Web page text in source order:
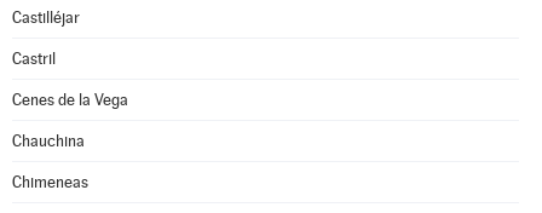
Castilléjar
Castril
Cenes de la Vega
Chauchina
Chimeneas